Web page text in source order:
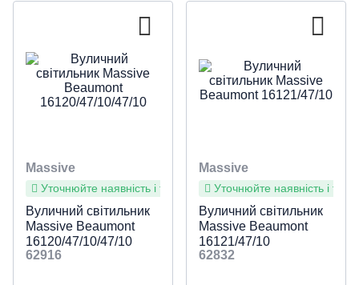
Massive
Уточнюйте наявність і терміни
Вуличний світильник
Massive Beaumont
16120/47/10/47/10
62916
Massive
Уточнюйте наявність і
Вуличний світильник
Massive Beaumont
16121/47/10
62832